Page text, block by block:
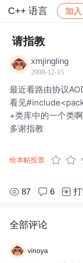
C++ 语言 加入
社区
请指教
xmjingling
2008-12-15
最近看路由协议
看见
+类库中的一个类啊
多谢指教
给本帖投票
87 6
全部评论
vinoya